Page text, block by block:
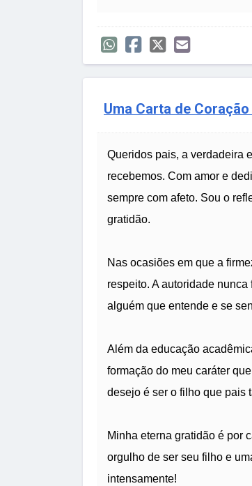
Uma Carta de
Queridos pais, a verdadeira
recebemos. Com amor e
sempre com afeto. Sou o
gratidão.
Nas ocasiões em que a
respeito. A autoridade
alguém que entende e se
Além da educação
formação do meu caráter
desejo é ser o filho que pais
Minha eterna gratidão é por
orgulho de ser seu filho e
intensamente!